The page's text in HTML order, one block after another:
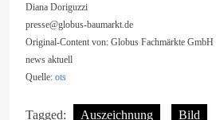
Diana Doriguzzi
presse@globus-baumarkt.de
Original-Content von: Globus Fachmärkte
news aktuell
Quelle: ots
Tagged: Auszeichnung Bild